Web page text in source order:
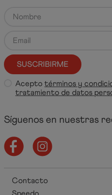
SUSCRIBIRME
Aceptotérminos y
tratamiento de datos
Síguenos en nuestras
Contacto